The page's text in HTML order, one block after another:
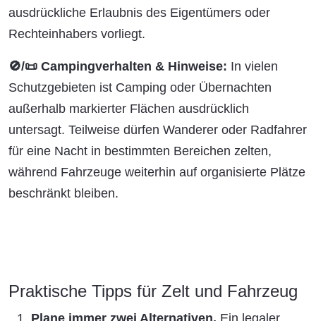
ausdrückliche Erlaubnis des Eigentümers oder
Rechteinhabers vorliegt.
🚫/📜 Campingverhalten & Hinweise: In vielen
Schutzgebieten ist Camping oder Übernachten
außerhalb markierter Flächen ausdrücklich
untersagt. Teilweise dürfen Wanderer oder Radfahrer
für eine Nacht in bestimmten Bereichen zelten,
während Fahrzeuge weiterhin auf organisierte Plätze
beschränkt bleiben.
Praktische Tipps für Zelt und Fahrzeug